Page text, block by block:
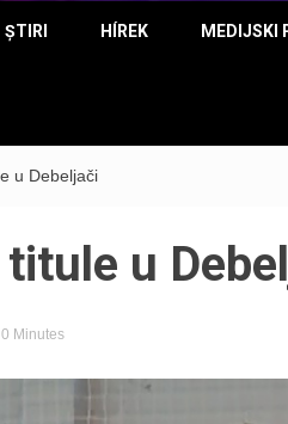
ȘTIRI HÍREK MEDIJSKI
u Debeljači
u
Minutes